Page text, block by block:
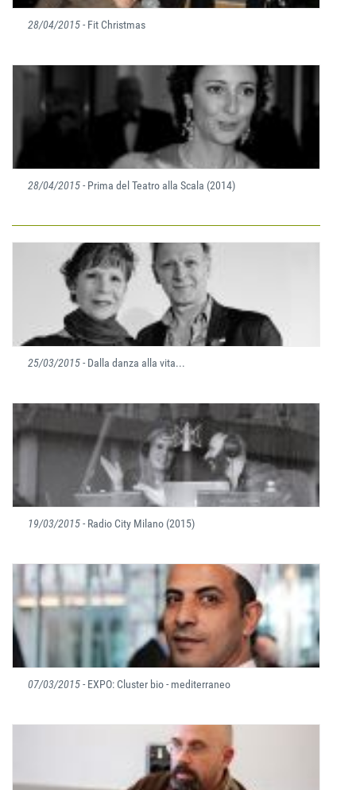
28/04/2015- Fit Christmas
28/04/2015- Prima del Teatro alla Scala (2014)
25/03/2015- Dalla danza alla vita...
19/03/2015- Radio City Milano (2015)
07/03/2015- EXPO: Cluster bio - mediterraneo